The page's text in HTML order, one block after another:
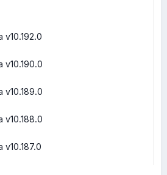
(FRONT-
END)
v10.192.0
v10.190.0
v10.189.0
v10.188.0